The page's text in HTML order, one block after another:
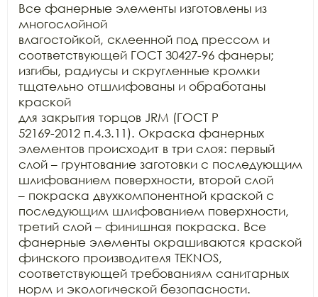
Все фанерные элементы изготовлены из
многослойной
влагостойкой, склеенной под прессом и
соответствующей ГОСТ 30427-96 фанеры;
изгибы, радиусы и скругленные кромки
тщательно отшлифованы и обработаны
краской
для закрытия торцов JRM (ГОСТ Р
52169-2012 п.4.3.11). Окраска фанерных
элементов происходит в три слоя: первый
слой – грунтование заготовки с последующим
шлифованием поверхности, второй слой
– покраска двухкомпонентной краской с
последующим шлифованием поверхности,
третий слой – финишная покраска. Все
фанерные элементы окрашиваются краской
финского производителя TEKNOS,
соответствующей требованиям санитарных
норм и экологической безопасности.